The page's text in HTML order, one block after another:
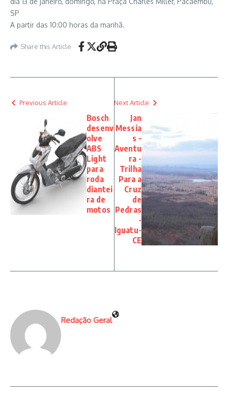
SP
A partir das 10:00 horas da manhã.
Share this Article
Previous Article
Bosch
desenv
olve
ABS
Light
para
roda
diantei
ra de
motos
Next Article
Jan
Messia
s –
Aventu
ra -
Trilha
Para a
Cruz
de
Pedras
-
Iguatu-
CE
Redação Geral